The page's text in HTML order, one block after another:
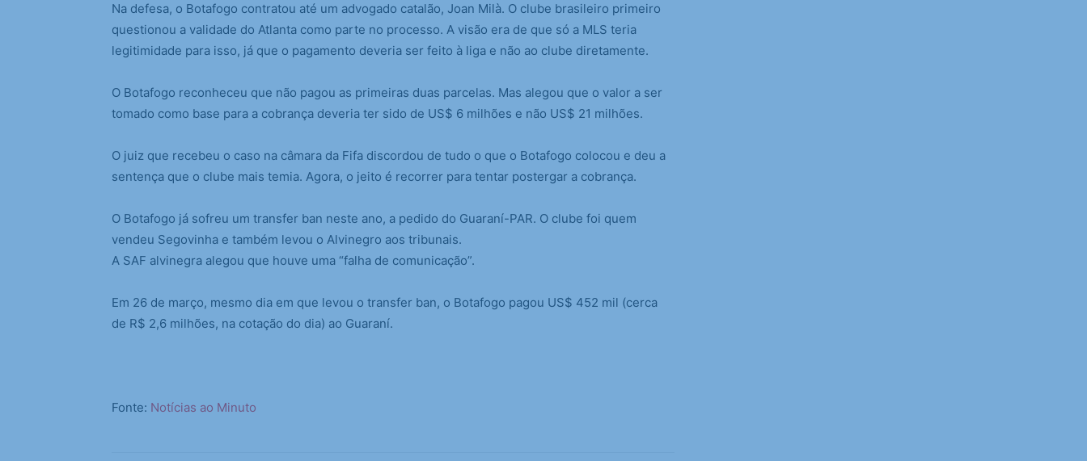
Na defesa, o Botafogo contratou até um advogado catalão, Joan Milà. O clube brasileiro primeiro
questionou a validade do Atlanta como parte no processo. A visão era de que só a MLS teria
legitimidade para isso, já que o pagamento deveria ser feito à liga e não ao clube diretamente.
O Botafogo reconheceu que não pagou as primeiras duas parcelas. Mas alegou que o valor a ser
tomado como base para a cobrança deveria ter sido de US$ 6 milhões e não US$ 21 milhões.
O juiz que recebeu o caso na câmara da Fifa discordou de tudo o que o Botafogo colocou e deu a
sentença que o clube mais temia. Agora, o jeito é recorrer para tentar postergar a cobrança.
O Botafogo já sofreu um transfer ban neste ano, a pedido do Guaraní-PAR. O clube foi quem
vendeu Segovinha e também levou o Alvinegro aos tribunais.
A SAF alvinegra alegou que houve uma “falha de comunicação”.
Em 26 de março, mesmo dia em que levou o transfer ban, o Botafogo pagou US$ 452 mil (cerca
de R$ 2,6 milhões, na cotação do dia) ao Guaraní.
Fonte: Notícias ao Minuto